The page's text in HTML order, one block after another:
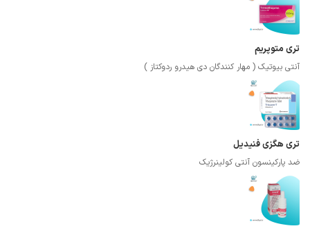
تری متوپریم
آنتی بیوتیک ( مهار کنندگان دی هیدرو ردوکتاز )
تری هگزی فنیدیل
ضد پارکینسون آنتی کولینرژیک